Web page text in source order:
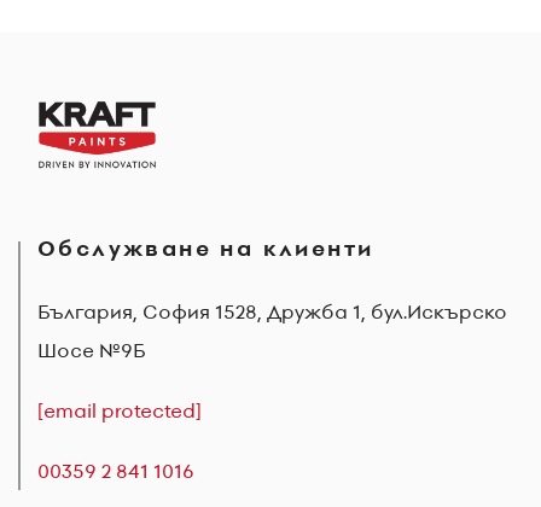
Обслужване на клиенти
България, София 1528, Дружба 1, бул.Искърско
Шосе №9Б
[email protected]
00359 2 841 1016